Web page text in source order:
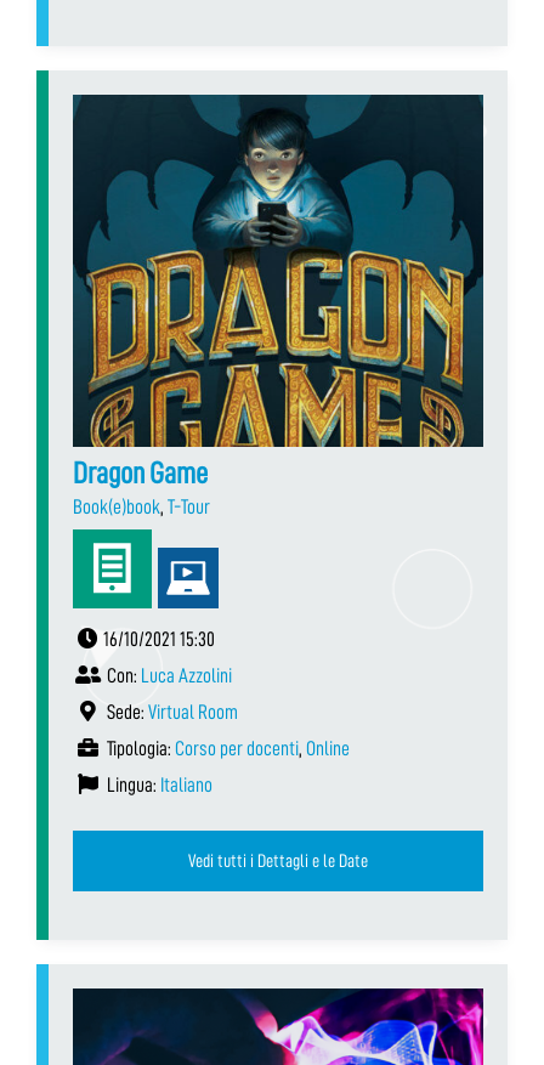
Dragon Game
Book(e)book, T-Tour
16/10/2021 15:30
Con: Luca Azzolini
Sede: Virtual Room
Tipologia: Corso per docenti, Online
Lingua: Italiano
Vedi tutti i Dettagli e le Date